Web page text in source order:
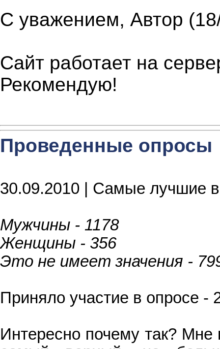
С уважением, Автор
Сайт работает на
Рекомендую!
Проведенные опросы
30.09.2010 | Самые лучшие
Мужчины - 1178
Женщины - 356
Это не имеет значения -
Приняло участие в опросе -
Интересно почему так? Мне